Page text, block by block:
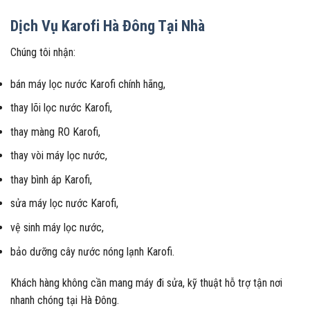
Dịch Vụ Karofi Hà Đông Tại Nhà
Chúng tôi nhận:
bán máy lọc nước Karofi chính hãng,
thay lõi lọc nước Karofi,
thay màng RO Karofi,
thay vòi máy lọc nước,
thay bình áp Karofi,
sửa máy lọc nước Karofi,
vệ sinh máy lọc nước,
bảo dưỡng cây nước nóng lạnh Karofi.
Khách hàng không cần mang máy đi sửa, kỹ thuật hỗ trợ tận nơi
nhanh chóng tại Hà Đông.